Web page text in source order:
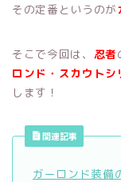
その定番というのが
そこで今回は、 忍者
ロンド・スカウトシ
します！
関連記事
ガーロンド装備